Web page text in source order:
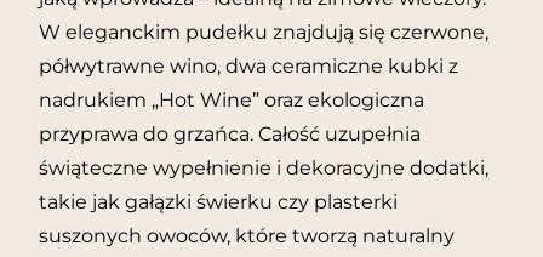
W eleganckim pudełku znajdują się czerwone,
półwytrawne wino, dwa ceramiczne kubki z
nadrukiem „Hot Wine” oraz ekologiczna
przyprawa do grzańca. Całość uzupełnia
świąteczne wypełnienie i dekoracyjne dodatki,
takie jak gałązki świerku czy plasterki
suszonych owoców, które tworzą naturalny